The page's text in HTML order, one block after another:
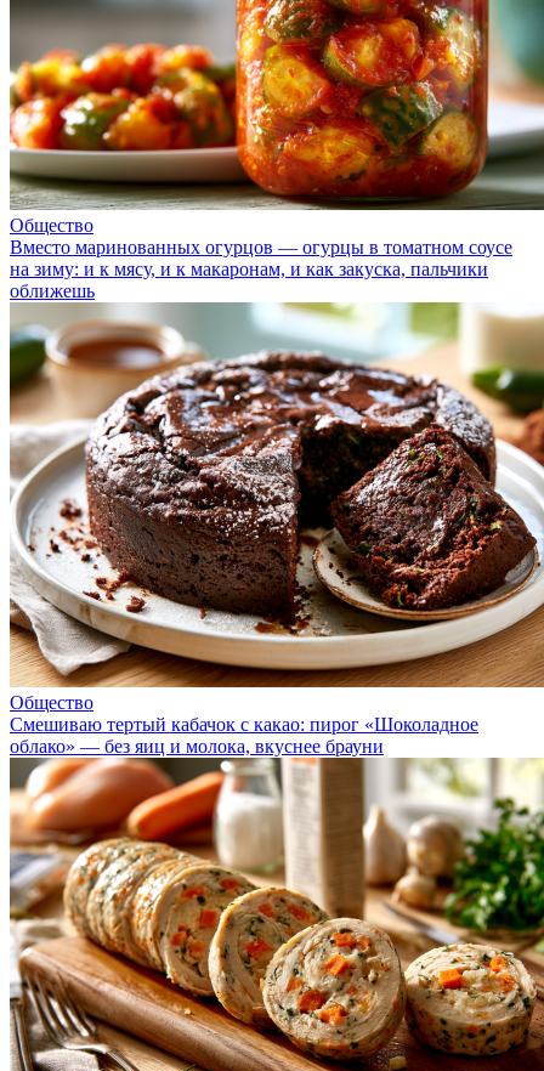
Общество
Вместо маринованных огурцов — огурцы в томатном соусе
на зиму: и к мясу, и к макаронам, и как закуска, пальчики
оближешь
Общество
Смешиваю тертый кабачок с какао: пирог «Шоколадное
облако» — без яиц и молока, вкуснее брауни